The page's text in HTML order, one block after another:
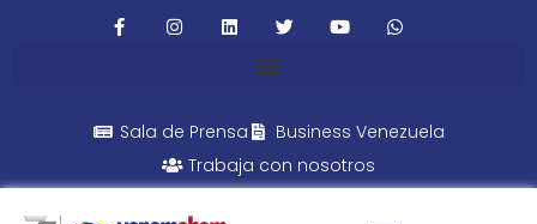
Sala de Prensa
Business Venezuela
Trabaja con nosotros